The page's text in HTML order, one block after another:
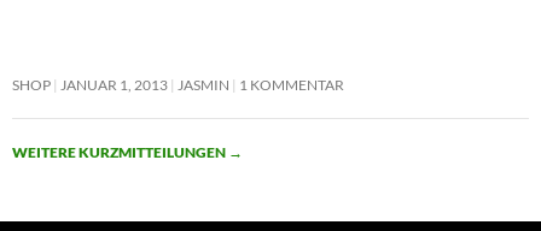
SHOP JANUAR 1, 2013 JASMIN 1 KOMMENTAR
WEITERE KURZMITTEILUNGEN →